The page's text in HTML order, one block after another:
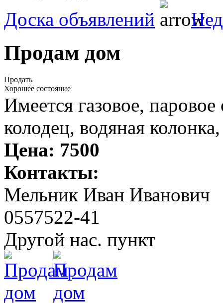
Доска объявлений
Продам дом
Продать
Хорошее состояние
Имеется газовое,
колодец, водяная
Цена: 7500
Контакты:
Мельник Иван Иванович
0557522-41
Другой нас. пункт